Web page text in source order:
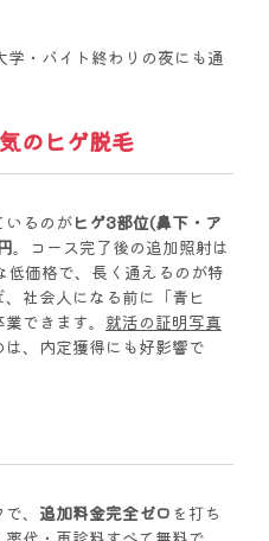
・バイト終わりの夜にも通
のヒゲ脱毛
いるのがヒゲ3部位(鼻下・ア
。コース完了後の追加照射は
価格で、長く通えるのが特
社会人になる前に「青ヒ
できます。 就活の証明写真
は、内定獲得にも好影響で
、 追加料金完全ゼロ を打ち